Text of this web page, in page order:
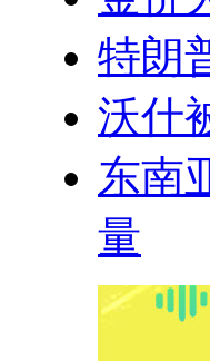
特朗
沃什
东南
量